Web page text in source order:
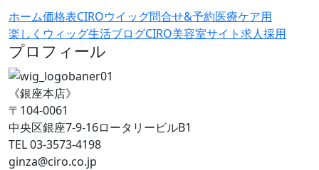
ホーム価格表CIROウイッグ問合せ&予約医療ケア用
楽しくウィッグ生活ブログCIRO美容室サイト求人採用
プロフィール
《銀座本店》
〒104-0061
中央区銀座7-9-16ロータリービルB1
TEL 03-3573-4198
ginza@ciro.co.jp